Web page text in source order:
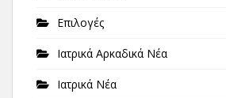
Επιλογές
Ιατρικά Αρκαδικά Νέα
Ιατρικά Νέα